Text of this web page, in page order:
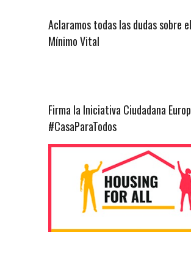
Aclaramos todas las dudas sobre
Mínimo Vital
Firma la Iniciativa Ciudadana
#CasaParaTodos